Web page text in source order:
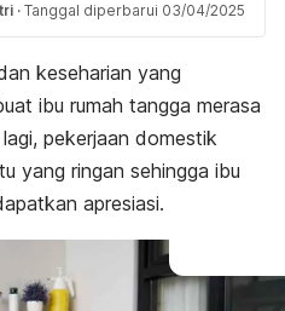
· Tanggal diperbarui 03/04/2025
keseharian yang
ibu rumah tangga merasa
lagi, pekerjaan domestik
yang ringan sehingga ibu
apresiasi.